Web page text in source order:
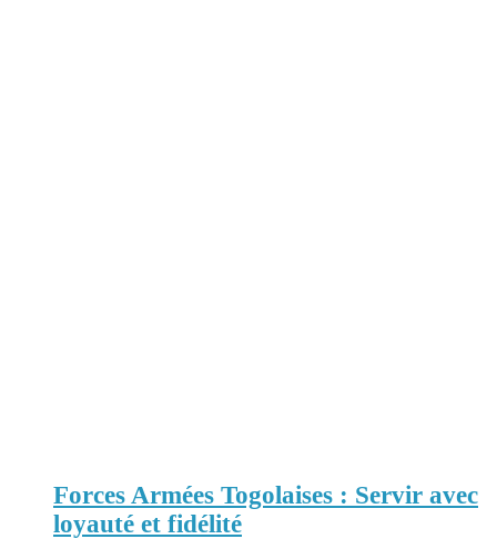
Forces Armées Togolaises : Servir avec
loyauté et fidélité